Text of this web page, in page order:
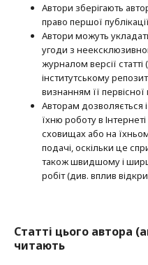
Автори зберігають
право першої
Автори можуть
угоди з
журналом версії
інститутському
визнанням її
Авторам дозволяється
їхню роботу в
сховищах або на
подачі, оскільки це
також швидшому і
робіт (див. вплив
Статті цього автора
читають